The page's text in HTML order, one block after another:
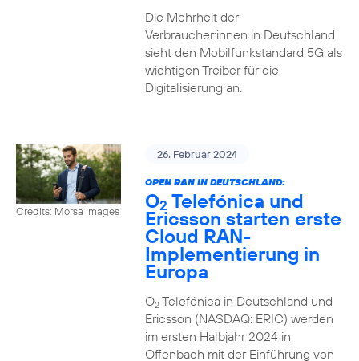
Die Mehrheit der
Verbraucher:innen in Deutschland
sieht den Mobilfunkstandard 5G als
wichtigen Treiber für die
Digitalisierung an.
Credits: Morsa Images
26. Februar 2024
OPEN RAN IN DEUTSCHLAND:
O2 Telefónica und
Ericsson starten erste
Cloud RAN-
Implementierung in
Europa
O2Telefónica in Deutschland und
Ericsson (NASDAQ: ERIC) werden
im ersten Halbjahr 2024 in
Offenbach mit der Einführung von